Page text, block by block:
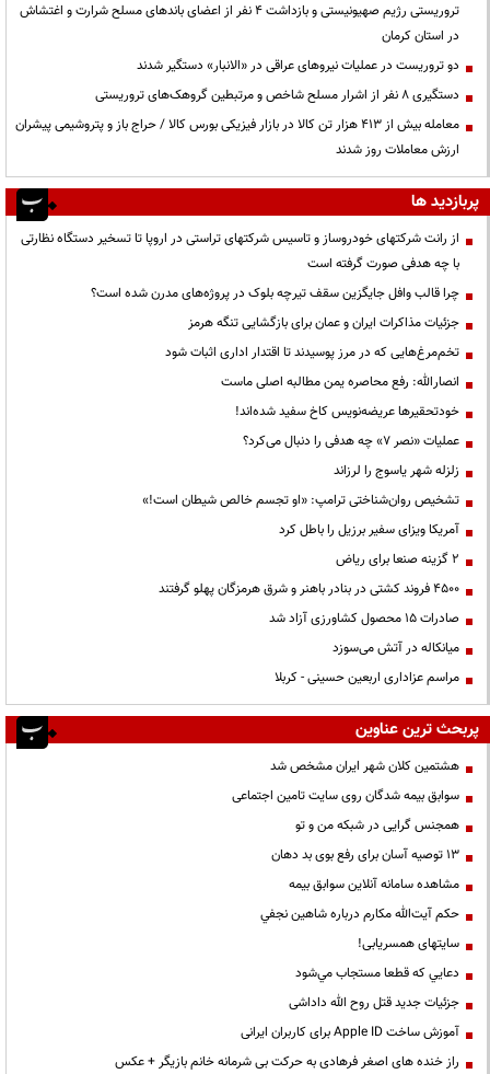
تروریستی رژیم صهیونیستی و بازداشت ۴ نفر از اعضای باندهای مسلح شرارت و اغتشاش
در استان کرمان
دو تروریست در عملیات نیروهای عراقی در «الانبار» دستگیر شدند
دستگیری ۸ نفر از اشرار مسلح شاخص و مرتبطین گروهک‌های تروریستی
معامله بیش از ۴۱۳ هزار تن کالا در بازار فیزیکی بورس کالا / حراج باز و پتروشیمی پیشران
ارزش معاملات روز شدند
پربازدید ها
از رانت‌ شرکتهای خودروساز و تاسیس شرکتهای تراستی در اروپا تا تسخیر دستگاه نظارتی
با چه هدفی صورت گرفته است
چرا قالب وافل جایگزین سقف تیرچه بلوک در پروژه‌های مدرن شده است؟
جزئیات مذاکرات ایران و عمان برای بازگشایی تنگه هرمز
تخم‌مرغ‌هایی که در مرز پوسیدند تا اقتدار اداری اثبات شود
انصارالله: رفع محاصره یمن مطالبه اصلی ماست
خودتحقیرها عریضه‌نویس کاخ سفید شده‌اند!
عملیات «نصر ۷» چه هدفی را دنبال می‌کرد؟
زلزله شهر یاسوج را لرزاند
تشخیص روان‌شناختی ترامپ: «او تجسم خالص شیطان است!»
آمریکا ویزای سفیر برزیل را باطل کرد
۲ گزینه صنعا برای ریاض
۴۵۰۰ فروند کشتی در بنادر باهنر و شرق هرمزگان پهلو گرفتند
صادرات ۱۵ محصول کشاورزی آزاد شد
میانکاله در آتش می‌سوزد
مراسم عزاداری اربعین حسینی - کربلا
پربحث ترین عناوین
هشتمین کلان شهر ایران مشخص شد
سوابق بیمه شدگان روی سایت تامین اجتماعی
همجنس گرایی در شبکه من و تو
13 توصیه آسان برای رفع بوی بد دهان
مشاهده سامانه آنلاين سوابق بیمه
حكم آيت‌الله مكارم درباره شاهين نجفي
سایتهای همسریابی!
دعايي كه قطعا مستجاب مي‌شود
جزئیات جدید قتل روح الله داداشی
آموزش ساخت Apple ID برای کاربران ایرانی
راز خنده های اصغر فرهادی به حرکت بی شرمانه خانم بازیگر + عکس